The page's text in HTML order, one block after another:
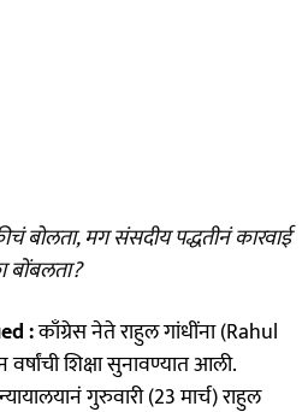
बोलता, मग संसदीय पद्धतीनं कारवाई
बोंबलता?
:काँग्रेस नेते राहुल गांधींना (Rahul
शिक्षा सुनावण्यात आली.
गुरुवारी (23 मार्च) राहुल